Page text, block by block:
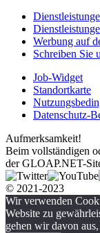
Werbung auf
Schreiben Sie
Job-Widget
Standortkarte
Datenschutz-
Aufmerksamkeit!
Beim vollständigen
der GLOAP.NET-
© 2021-2023
Wir verwenden
Website zu
gehen wir davon